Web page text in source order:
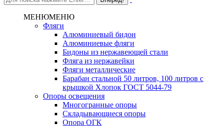
МЕНЮМЕНЮ
Фляги
Алюминиевый бидон
Алюминиевые фляги
Бидоны из нержавеющей стали
Фляга из нержавейки
Фляги металлические
Барабан стальной 50 литров, 100 литров с
крышкой Хлопок ГОСТ 5044-79
Опоры освещения
Многогранные опоры
Складывающиеся опоры
Опора ОГК